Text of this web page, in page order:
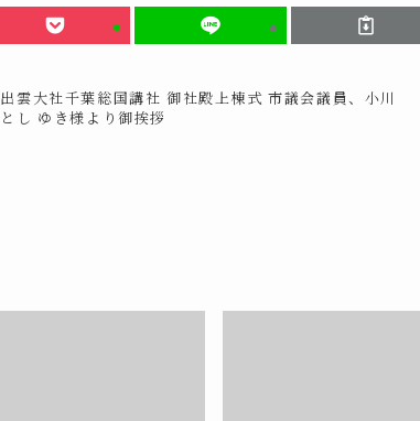
出雲大社千葉総国講社 御社殿上棟式 市議会議員、小川
とし ゆき様より御挨拶